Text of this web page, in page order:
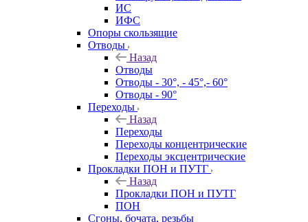
ИС
ИФС
Опоры скользящие
Отводы
Назад
Отводы
Отводы - 30°, - 45°,- 60°
Отводы - 90°
Переходы
Назад
Переходы
Переходы концентрические
Переходы эксцентрические
Прокладки ПОН и ПУТГ
Назад
Прокладки ПОН и ПУТГ
ПОН
Сгоны, бочата, резьбы